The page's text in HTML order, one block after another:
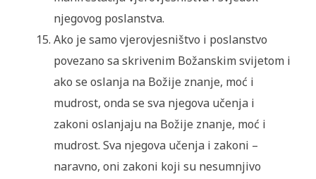
njegovog poslanstva.
Ako je samo vjerovjesništvo i poslanstvo
povezano sa skrivenim Božanskim svijetom i
ako se oslanja na Božije znanje, moć i
mudrost, onda se sva njegova učenja i
zakoni oslanjaju na Božije znanje, moć i
mudrost. Sva njegova učenja i zakoni –
naravno, oni zakoni koji su nesumnjivo